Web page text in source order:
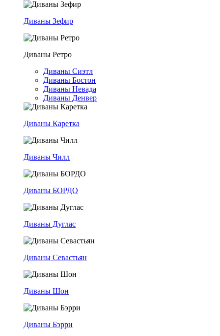
Диваны Зефир
Диваны Ретро
Диваны Сиэтл
Диваны Бостон
Диваны Невада
Диваны Денвер
Диваны Каретка
Диваны Чилл
Диваны БОРДО
Диваны Дуглас
Диваны Севастьян
Диваны Шон
Диваны Бэрри